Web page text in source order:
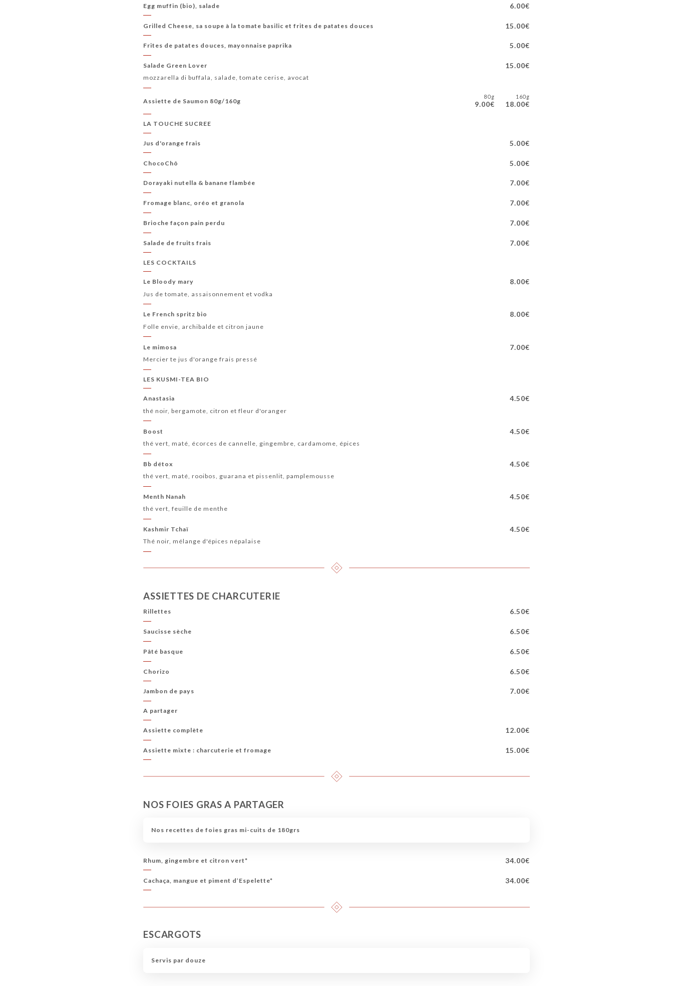
Egg muffin (bio), salade 6.00€
Grilled Cheese, sa soupe à la tomate basilic et frites de patates douces 15.00€
Frites de patates douces, mayonnaise paprika 5.00€
Salade Green Lover 15.00€
mozzarella di buffala, salade, tomate cerise, avocat
Assiette de Saumon 80g/160g
80g
9.00€
160g
18.00€
LA TOUCHE SUCREE
Jus d'orange frais 5.00€
ChocoChô 5.00€
Dorayaki nutella & banane flambée 7.00€
Fromage blanc, oréo et granola 7.00€
Brioche façon pain perdu 7.00€
Salade de fruits frais 7.00€
LES COCKTAILS
Le Bloody mary 8.00€
Jus de tomate, assaisonnement et vodka
Le French spritz bio 8.00€
Folle envie, archibalde et citron jaune
Le mimosa 7.00€
Mercier te jus d'orange frais pressé
LES KUSMI-TEA BIO
Anastasia 4.50€
thé noir, bergamote, citron et fleur d'oranger
Boost 4.50€
thé vert, maté, écorces de cannelle, gingembre, cardamome, épices
Bb détox 4.50€
thé vert, maté, rooibos, guarana et pissenlit, pamplemousse
Menth Nanah 4.50€
thé vert, feuille de menthe
Kashmir Tchaï 4.50€
Thé noir, mélange d'épices népalaise
ASSIETTES DE CHARCUTERIE
Rillettes 6.50€
Saucisse sèche 6.50€
Pâté basque 6.50€
Chorizo 6.50€
Jambon de pays 7.00€
A partager
Assiette complète 12.00€
Assiette mixte : charcuterie et fromage 15.00€
NOS FOIES GRAS A PARTAGER
Nos recettes de foies gras mi-cuits de 180grs
Rhum, gingembre et citron vert* 34.00€
Cachaça, mangue et piment d’Espelette* 34.00€
ESCARGOTS
Servis par douze